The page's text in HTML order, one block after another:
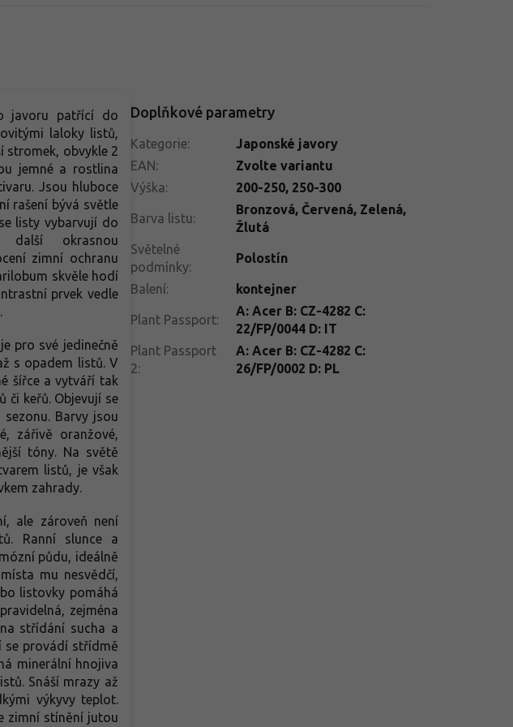
javoru patřící do
laloky listů,
stromek, obvykle 2
jemné a rostlina
Jsou hluboce
rašení bývá světle
listy vybarvují do
okrasnou
zimní ochranu
skvěle hodí
prvek vedle
pro své jedinečně
s opadem listů. V
šířce a vytváří tak
či keřů. Objevují se
Barvy jsou
zářivě oranžové,
tóny. Na světě
listů, je však
zahrady.
ale zároveň není
Ranní slunce a
půdu, ideálně
mu nesvědčí,
listovky pomáhá
zejména
střídání sucha a
se provádí střídmě
minerální hnojiva
Snáší mrazy až
výkyvy teplot.
zimní stínění jutou
Doplňkové parametry
Kategorie:
Japonské javory
EAN:
Zvolte variantu
Výška: 200-250, 250-300
Barva listu:
Bronzová, Červená, Zelená,
Žlutá
Světelné
podmínky:
Polostín
Balení: kontejner
Plant Passport:
A: Acer B: CZ-4282 C:
22/FP/0044 D: IT
Plant Passport
2:
A: Acer B: CZ-4282 C:
26/FP/0002 D: PL